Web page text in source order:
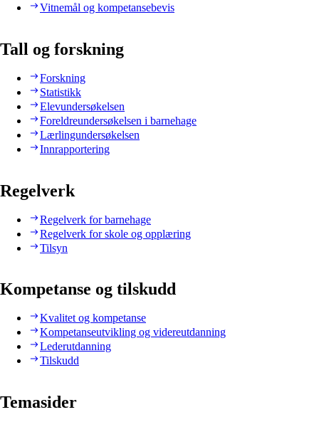
Vitnemål og kompetansebevis
Tall og forskning
Forskning
Statistikk
Elevundersøkelsen
Foreldreundersøkelsen i barnehage
Lærlingundersøkelsen
Innrapportering
Regelverk
Regelverk for barnehage
Regelverk for skole og opplæring
Tilsyn
Kompetanse og tilskudd
Kvalitet og kompetanse
Kompetanseutvikling og videreutdanning
Lederutdanning
Tilskudd
Temasider